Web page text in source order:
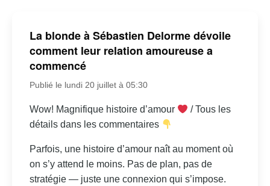
La blonde à Sébastien Delorme dévoile
comment leur relation amoureuse a
commencé
Publié le lundi 20 juillet à 05:30
Wow! Magnifique histoire d’amour
/ Tous les
détails dans les commentaires
Parfois, une histoire d’amour naît au moment où
on s’y attend le moins. Pas de plan, pas de
stratégie — juste une connexion qui s’impose.